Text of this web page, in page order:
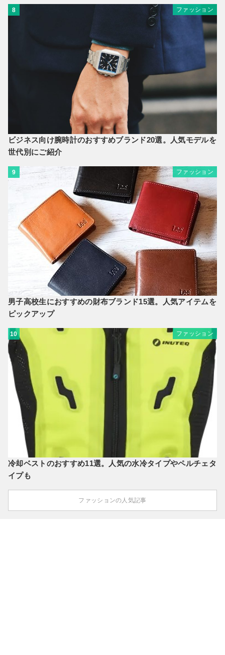
8 ファッション
ビジネス向け腕時計のおすすめブランド20選。人気モデルを
世代別にご紹介
9 ファッション
男子高校生におすすめの財布ブランド15選。人気アイテムを
ピックアップ
10 ファッション
冷却ベストのおすすめ11選。人気の水冷タイプやペルチェタ
イプも
ファッションの人気記事